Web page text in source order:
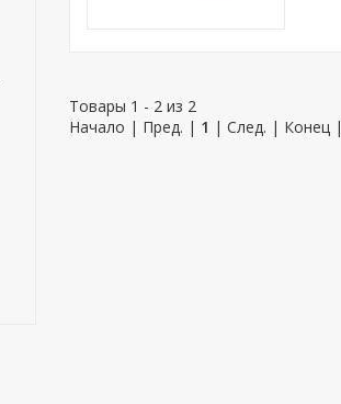
Товары 1 - 2 из 2
Начало | Пред. | 1 | След. | Конец |